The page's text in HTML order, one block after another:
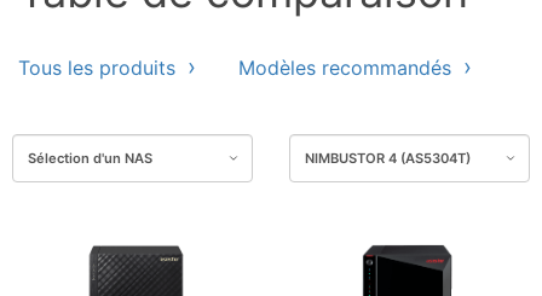
Tous les produits Modèles recommandés